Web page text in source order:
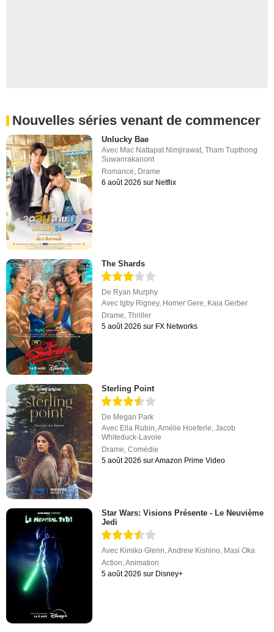
Nouvelles séries venant de commencer
Unlucky Bae
Avec Mac Nattapat Nimjirawat,Tham Tupthong
Suwanrakanont
Romance, Drame
6 août 2026 sur Netflix
The Shards
De Ryan Murphy
Avec Igby Rigney, Homer Gere, Kaia Gerber
Drame,Thriller
5 août 2026 sur FX Networks
Sterling Point
De Megan Park
Avec Ella Rubin ,Amélie Hoeferle ,Jacob
Whiteduck-Lavoie
Drame ,Comédie
5 août 2026 sur Amazon Prime Video
Star Wars: Visions Présente - Le Neuvième
Jedi
Avec Kimiko Glenn,Andrew Kishino, Masi Oka
Action,Animation
5 août 2026 sur Disney+